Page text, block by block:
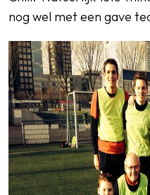
nog wel met een gave